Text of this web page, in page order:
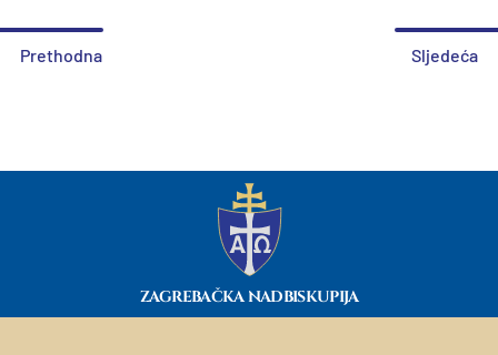
Prethodna Sljedeća
ZAGREBAČKA NADBISKUPIJA